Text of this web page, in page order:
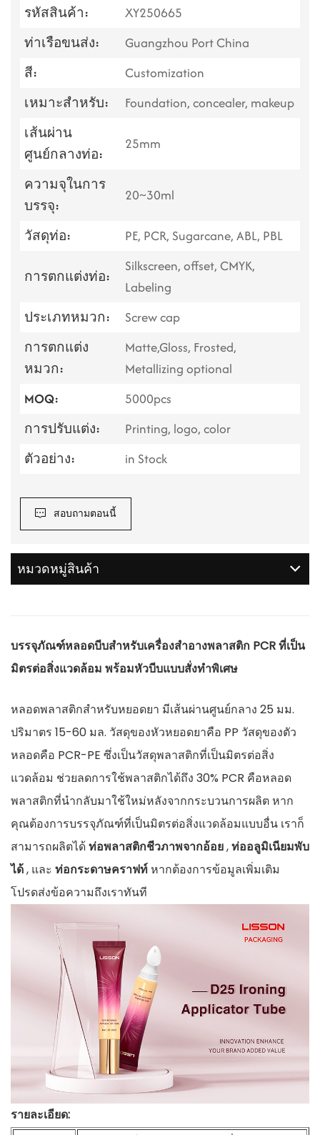
รหัสสินค้า:
XY250665
ท่าเรือขนส่ง:
Guangzhou Port China
สี:
Customization
เหมาะสำหรับ:
Foundation, concealer, makeup
เส้นผ่าน
ศูนย์กลางท่อ:
25mm
ความจุในการ
บรรจุ:
20~30ml
วัสดุท่อ: PE, PCR, Sugarcane, ABL, PBL
การตกแต่งท่อ:
Silkscreen, offset, CMYK,
Labeling
ประเภทหมวก:
Screw cap
การตกแต่ง
หมวก:
Matte,Gloss, Frosted,
Metallizing optional
MOQ:
5000pcs
การปรับแต่ง:
Printing, logo, color
ตัวอย่าง:
in Stock
สอบถามตอนนี้
หมวดหมู่สินค้า
บรรจุภัณฑ์หลอดบีบสำหรับเครื่องสำอางพลาสติก PCR ที่เป็น
มิตรต่อสิ่งแวดล้อม พร้อมหัวบีบแบบสั่งทำพิเศษ
หลอดพลาสติกสำหรับหยอดยา มีเส้นผ่านศูนย์กลาง 25 มม.
ปริมาตร 15-60 มล. วัสดุของหัวหยอดยาคือ PP วัสดุของตัว
หลอดคือ PCR-PE ซึ่งเป็นวัสดุพลาสติกที่เป็นมิตรต่อสิ่ง
แวดล้อม ช่วยลดการใช้พลาสติกได้ถึง 30% PCR คือหลอด
พลาสติกที่นำกลับมาใช้ใหม่หลังจากกระบวนการผลิต หาก
คุณต้องการบรรจุภัณฑ์ที่เป็นมิตรต่อสิ่งแวดล้อมแบบอื่น เราก็
สามารถผลิตได้ท่อพลาสติกชีวภาพจากอ้อย,ท่ออลูมิเนียมพับ
ได้, และ ท่อกระดาษคราฟท์หากต้องการข้อมูลเพิ่มเติม
โปรดส่งข้อความถึงเราทันที
รายละเอียด: